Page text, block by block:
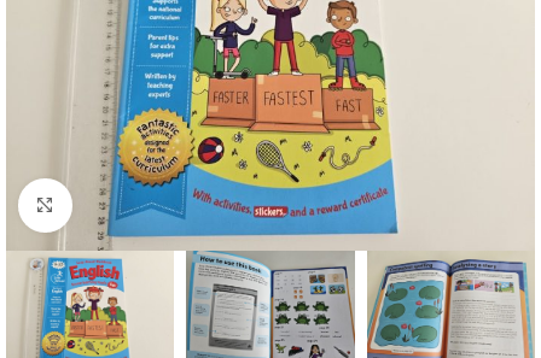
Faceți click pentru a mări